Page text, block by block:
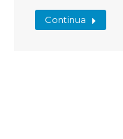
Continua